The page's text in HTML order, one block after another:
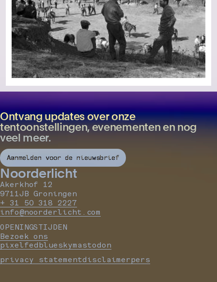
Ontvang updates over onze
tentoonstellingen, evenementen en nog
veel meer.
Aanmelden voor de nieuwsbrief
Noorderlicht
Akerkhof 12
9711JB Groningen
+ 31 50 318 2227
info@noorderlicht.com
OPENINGSTIJDEN
Bezoek ons
pixelfedblueskymastodon
privacy statementdisclaimerpers